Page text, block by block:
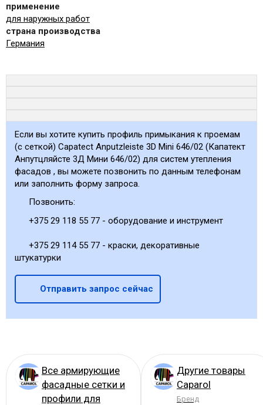
применение
для наружных работ
страна производства
Германия
Если вы хотите купить профиль примыкания к проемам
(с сеткой) Capatect Anputzleiste 3D Mini 646/02 (Капатект
Анпутцляйсте 3Д Мини 646/02) для систем утепления
фасадов , вы можете позвонить по данным телефонам
или заполнить форму запроса.
Позвонить:
+375 29 118 55 77 - оборудование и инструмент
+375 29 114 55 77 - краски, декоративные
штукатурки
Отправить запрос сейчас
Все армирующие
фасадные сетки и
профили для
Другие товары
Caparol
Бренд